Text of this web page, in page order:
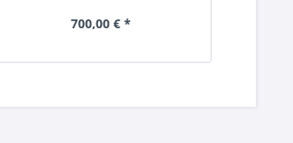
700,00 € *